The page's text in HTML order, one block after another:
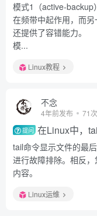
模式1（active-backup
在频带中起作用，而
还提供了容错能力。
模...
Linux教程
不念
4年前发布 71
提问 在Linux中，
tail命令显示文件的最
进行故障排除。相反
内容。
Linux运维